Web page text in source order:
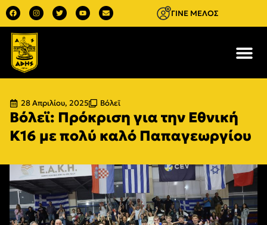
ΓΙΝΕ ΜΕΛΟΣ
28 Απριλίου, 2025 Βόλεϊ
Βόλεϊ: Πρόκριση για την Εθνική
Κ16 με πολύ καλό Παπαγεωργίου